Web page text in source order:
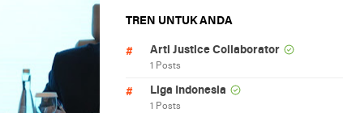
TREN UNTUK ANDA
Arti Justice Collaborator
1 Posts
Liga Indonesia
1 Posts